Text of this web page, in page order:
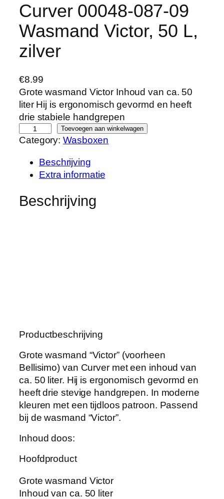
Curver 00048-087-09
Wasmand Victor, 50 L,
zilver
€8.99
Grote wasmand Victor Inhoud van ca. 50
liter Hij is ergonomisch gevormd en heeft
drie stabiele handgrepen
u
0
0
W
a
s
m
a
n
V
i
t
o
Toevoegen aan winkelwagen
Category:Wasboxen
Beschrijving
Extra informatie
Beschrijving
Productbeschrijving
Grote wasmand “Victor” (voorheen
Bellisimo) van Curver met een inhoud van
ca. 50 liter. Hij is ergonomisch gevormd en
heeft drie stevige handgrepen. In moderne
kleuren met een tijdloos patroon. Passend
bij de wasmand “Victor”.
Inhoud doos:
Hoofdproduct
Grote wasmand Victor
Inhoud van ca. 50 liter